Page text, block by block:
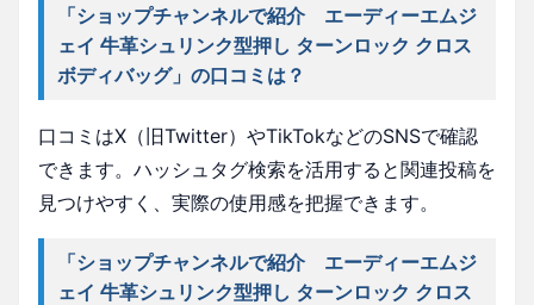
「ショップチャンネルで紹介 エーディーエムジ
ェイ 牛革シュリンク型押し ターンロック クロス
ボディバッグ」の口コミは？
口コミはX（旧Twitter）やTikTokなどのSNSで確認
できます。ハッシュタグ検索を活用すると関連投稿を
見つけやすく、実際の使用感を把握できます。
「ショップチャンネルで紹介 エーディーエムジ
ェイ 牛革シュリンク型押し ターンロック クロス